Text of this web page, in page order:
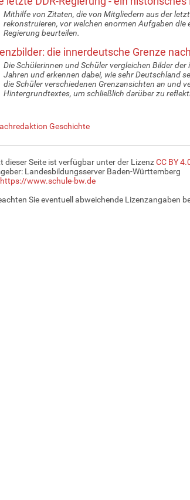
Mithilfe von Zitaten, die von Mitgliedern aus der
rekonstruieren, vor welchen enormen Aufgaben
Regierung beurteilen.
die innerdeutsche Grenze
Die Schülerinnen und Schüler vergleichen Bilder
Jahren und erkennen dabei, wie sehr Deutschland
die Schüler verschiedenen Grenzansichten an und
Hintergrundtextes, um schließlich darüber zu
Geschichte
dieser Seite ist verfügbar unter der LizenzCC BY
Landesbildungsserver Baden-Württemberg
https://www.schule-bw.de
Sie eventuell abweichende Lizenzangaben